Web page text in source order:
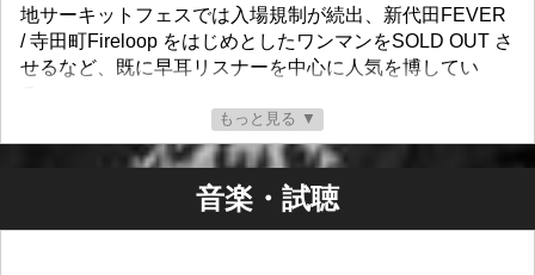
地サーキットフェスでは入場規制が続出、新代田FEVER
/ 寺田町Fireloop をはじめとしたワンマンをSOLD OUT さ
せるなど、既に早耳リスナーを中心に人気を博してい
171号を飛び出し全国的に影響力を高めている、インディ
ーズ界最注目バンド。
もっと見る ▼
音楽・試聴